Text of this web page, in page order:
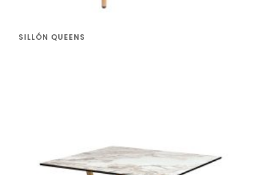
SILLÓN QUEENS